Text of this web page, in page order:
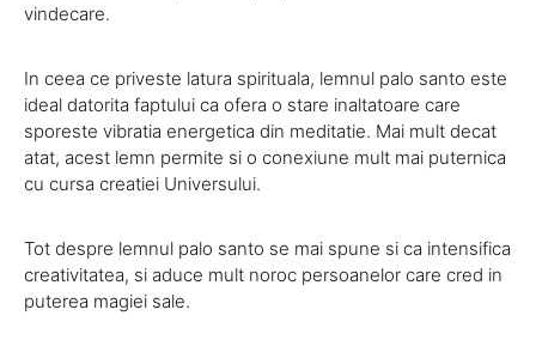
vindecare.
In ceea ce priveste latura spirituala, lemnul palo santo este
ideal datorita faptului ca ofera o stare inaltatoare care
sporeste vibratia energetica din meditatie. Mai mult decat
atat, acest lemn permite si o conexiune mult mai puternica
cu cursa creatiei Universului.
Tot despre lemnul palo santo se mai spune si ca intensifica
creativitatea, si aduce mult noroc persoanelor care cred in
puterea magiei sale.